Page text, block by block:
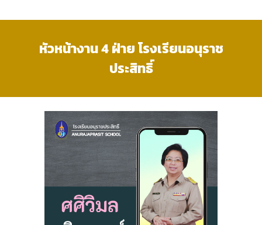
หัวหน้างาน 4 ฝ่ายโรงเรียนอนุราช
ประสิทธิ์